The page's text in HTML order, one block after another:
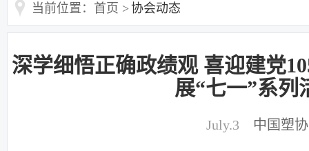
当前位置：首页 >协会动态
深学细悟正确政绩观 喜迎建党
展“七一”系列
July.3 中国塑协